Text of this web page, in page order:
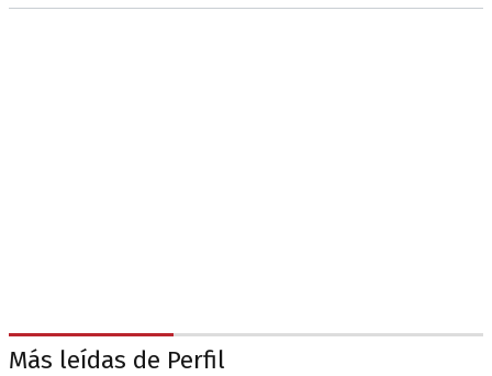
Más leídas de Perfil